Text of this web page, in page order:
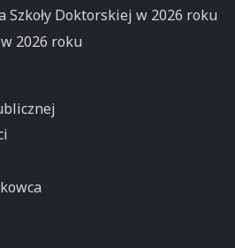
Szkoły Doktorskiej w 2026 roku
2026 roku